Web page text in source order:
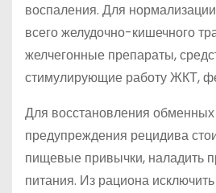
воспаления. Для
всего желудочно-кишечного
желчегонные препараты,
стимулирующие работу ЖКТ,
Для восстановления
предупреждения рецидива
пищевые привычки, наладить
питания. Из рациона